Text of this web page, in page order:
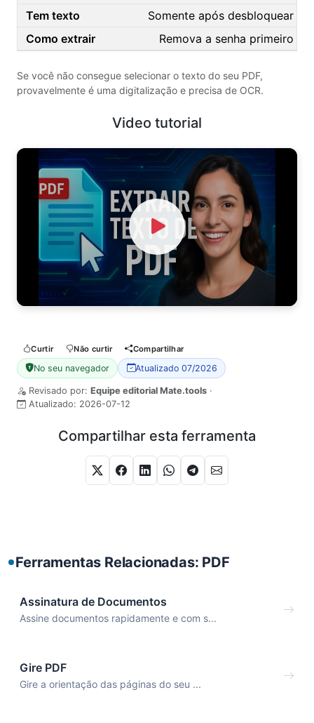
Somente após desbloquear
Remova a senha primeiro
Se você não consegue selecionar o texto do seu PDF,
provavelmente é uma digitalização e precisa de OCR.
Video tutorial
Watch Video
Curtir Não curtir Compartilhar
No seu navegador Atualizado 07/2026
Revisado por: Equipe editorial Mate.tools ·
Atualizado: 2026-07-12
Compartilhar esta ferramenta
Ferramentas Relacionadas: PDF
Assinatura de Documentos
Assine documentos rapidamente e com s...
Gire PDF
Gire a orientação das páginas do seu ...